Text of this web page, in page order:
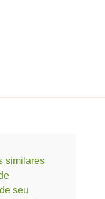
similares
seu